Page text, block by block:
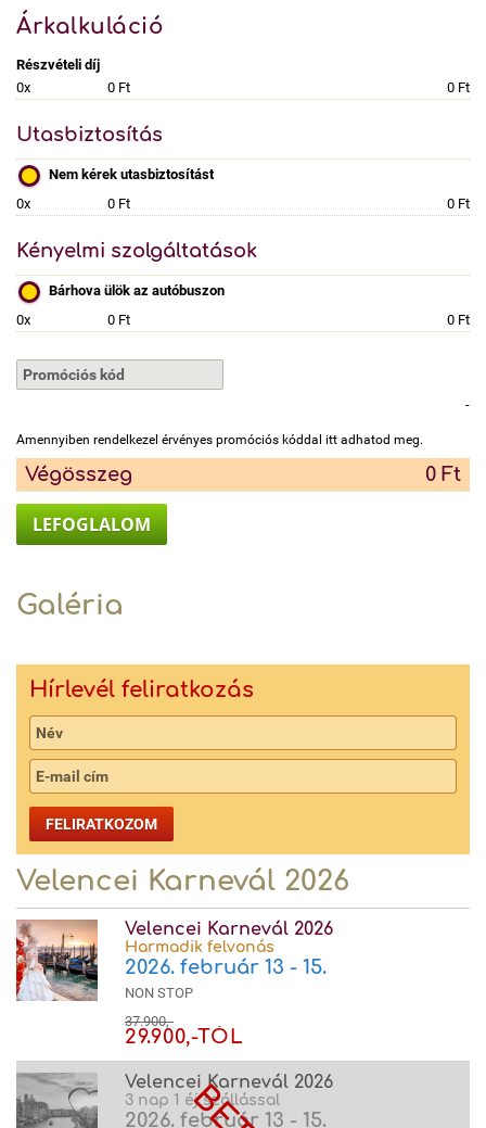
Árkalkuláció
Részvételi díj
0x
0 Ft 0 Ft
Utasbiztosítás
Nem kérek utasbiztosítást
0x
0 Ft 0 Ft
Kényelmi szolgáltatások
Bárhova ülök az autóbuszon
0x
0 Ft 0 Ft
-
Amennyiben rendelkezel érvényes promóciós kóddal itt adhatod meg.
Végösszeg 0 Ft
LEFOGLALOM
Galéria
Hírlevél feliratkozás
FELIRATKOZOM
Velencei Karnevál 2026
Velencei Karnevál 2026
Harmadik felvonás
2026. február 13 - 15.
NON STOP
37.900,-
29.900,-TÓL
Velencei Karnevál 2026
3 nap 1 éj szállással
2026. február 13 - 15.